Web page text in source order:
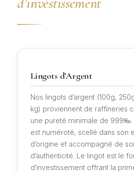
Lingots d’Argent
Nos lingots d’argent (100g,
kg) proviennent de raffineries
une pureté minimale de 999‰.
est numéroté, scellé dans son
d’origine et accompagné de
d’authenticité. Le lingot est le
d’investissement offrant la